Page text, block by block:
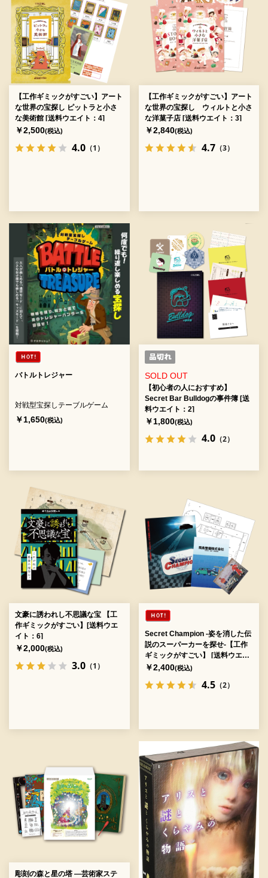
【工作ギミックがすごい】アート
な世界の宝探し ピットラと小さ
な美術館 [送料ウエイト：4]
￥2,500(税込)
4.0 （1）
【工作ギミックがすごい】アート
な世界の宝探し ウィルトと小さ
な洋菓子店 [送料ウエイト：3]
￥2,840(税込)
4.7（3）
バトルトレジャー
対戦型宝探しテーブルゲーム
￥1,650(税込)
SOLD OUT
【初心者の人におすすめ】
Secret Bar Bulldogの事件簿 [送
料ウエイト：2]
￥1,800(税込)
4.0（2）
文豪に誘われし不思議な宝 【工
作ギミックがすごい】[送料ウエ
イト：6]
￥2,000(税込)
3.0 （1）
Secret Champion -姿を消した伝
説のスーパーカーを探せ-【工作
ギミックがすごい】 [送料ウエイ
ト：4]
￥2,400(税込)
4.5（2）
彫刻の森と星の塔 ―芸術家ステ